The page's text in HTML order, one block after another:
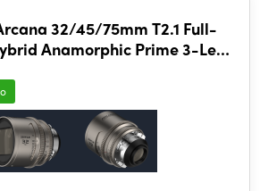
32/45/75mm T2.1 Full-
Anamorphic Prime 3-Lens